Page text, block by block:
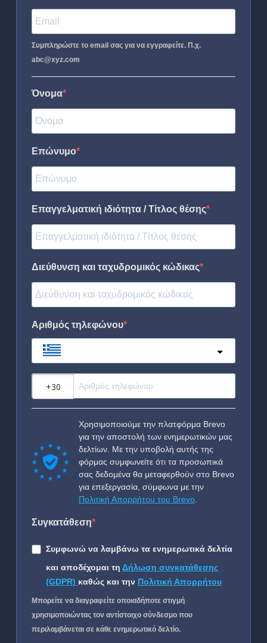
Συμπληρώστε το email σας για να εγγραφείτε. Π.χ.
abc@xyz.com
Όνομα
Επώνυμο
Επαγγελματική ιδιότητα / Τίτλος θέσης
Διεύθυνση και ταχυδρομικός κώδικας
Αριθμός τηλεφώνου
Χρησιμοποιούμε την πλατφόρμα Brevo
για την αποστολή των ενημερωτικών μας
δελτίων. Με την υποβολή αυτής της
φόρμας συμφωνείτε ότι τα προσωπικά
σας δεδομένα θα μεταφερθούν στο Brevo
για επεξεργασία, σύμφωνα με την
Πολιτική Απορρήτου του Brevo
Συγκατάθεση
Συμφωνώ να λαμβάνω τα ενημερωτικά δελτία
και αποδέχομαι τη Δήλωση συγκατάθεσης
(GDPR) καθώς και την Πολιτική Απορρήτου
Μπορείτε να διαγραφείτε οποιαδήποτε στιγμή
χρησιμοποιώντας τον αντίστοιχο σύνδεσμο που
περιλαμβάνεται σε κάθε ενημερωτικό δελτίο.